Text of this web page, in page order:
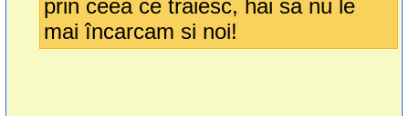
prin ceea ce traiesc, hai sa nu le
mai încarcam si noi!